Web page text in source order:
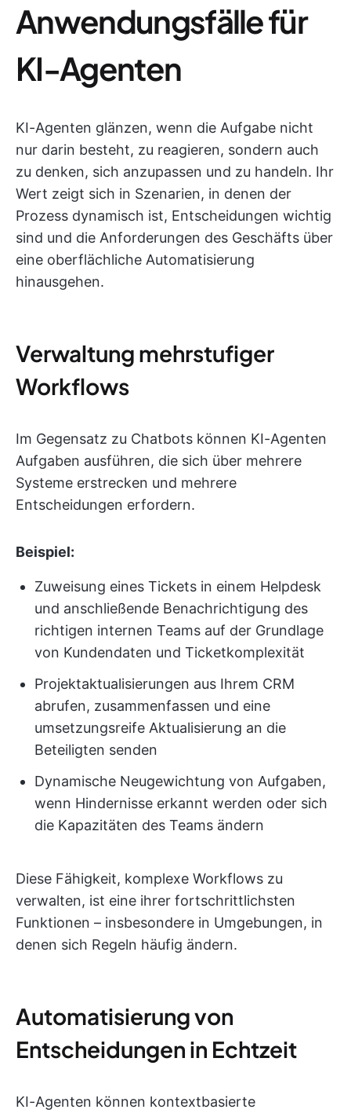
Anwendungsfälle für
KI-Agenten
KI-Agenten glänzen, wenn die Aufgabe nicht
nur darin besteht, zu reagieren, sondern auch
zu denken, sich anzupassen und zu handeln. Ihr
Wert zeigt sich in Szenarien, in denen der
Prozess dynamisch ist, Entscheidungen wichtig
sind und die Anforderungen des Geschäfts über
eine oberflächliche Automatisierung
hinausgehen.
Verwaltung mehrstufiger
Workflows
Im Gegensatz zu Chatbots können KI-Agenten
Aufgaben ausführen, die sich über mehrere
Systeme erstrecken und mehrere
Entscheidungen erfordern.
Beispiel:
Zuweisung eines Tickets in einem Helpdesk
und anschließende Benachrichtigung des
richtigen internen Teams auf der Grundlage
von Kundendaten und Ticketkomplexität
Projektaktualisierungen aus Ihrem CRM
abrufen, zusammenfassen und eine
umsetzungsreife Aktualisierung an die
Beteiligten senden
Dynamische Neugewichtung von Aufgaben,
wenn Hindernisse erkannt werden oder sich
die Kapazitäten des Teams ändern
Diese Fähigkeit, komplexe Workflows zu
verwalten, ist eine ihrer fortschrittlichsten
Funktionen – insbesondere in Umgebungen, in
denen sich Regeln häufig ändern.
Automatisierung von
Entscheidungen in Echtzeit
KI-Agenten können kontextbasierte